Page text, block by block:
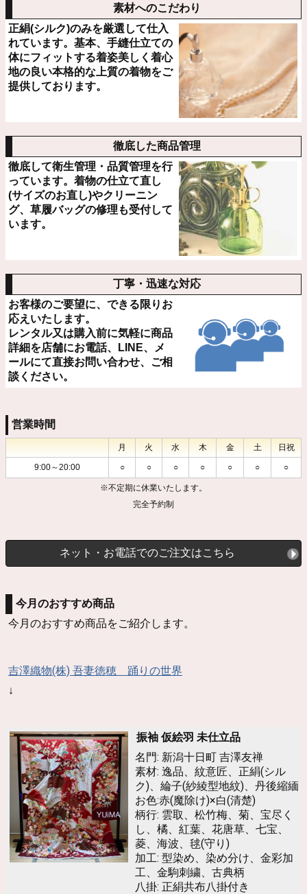
素材へのこだわり
正絹(シルク)のみを厳選して仕入
れています。基本、手縫仕立ての
体にフィットする着姿美しく着心
地の良い本格的な上質の着物をご
提供しております。
徹底した商品管理
徹底して衛生管理・品質管理を行
っています。着物の仕立て直し
(サイズのお直し)やクリーニン
グ、草履バッグの修理も受付して
います。
丁寧・迅速な対応
お客様のご要望に、できる限りお
応えいたします。
レンタル又は購入前に気軽に商品
詳細を店舗にお電話、LINE、メ
ールにて直接お問い合わせ、ご相
談ください。
営業時間
月 火 水 木 金 土 日祝
9:00～20:00 ○ ○ ○ ○ ○ ○ ○
※不定期に休業いたします。
完全予約制
ネット・お電話でのご注文はこちら
今月のおすすめ商品
今月のおすすめ商品をご紹介します。
吉澤織物(株) 吾妻徳穂 踊りの世界
↓
振袖 仮絵羽 未仕立品
名門: 新潟十日町 吉澤友禅
素材: 逸品、紋意匠、正絹(シル
ク)、綸子(紗綾型地紋)、丹後縮緬
お色:赤(魔除け)×白(清楚)
柄行: 雲取、松竹梅、菊、宝尽く
し、橘、紅葉、花唐草、七宝、
菱、海波、毬(守り)
加工: 型染め、染め分け、金彩加
工、金駒刺繍、古典柄
八掛: 正絹共布八掛付き